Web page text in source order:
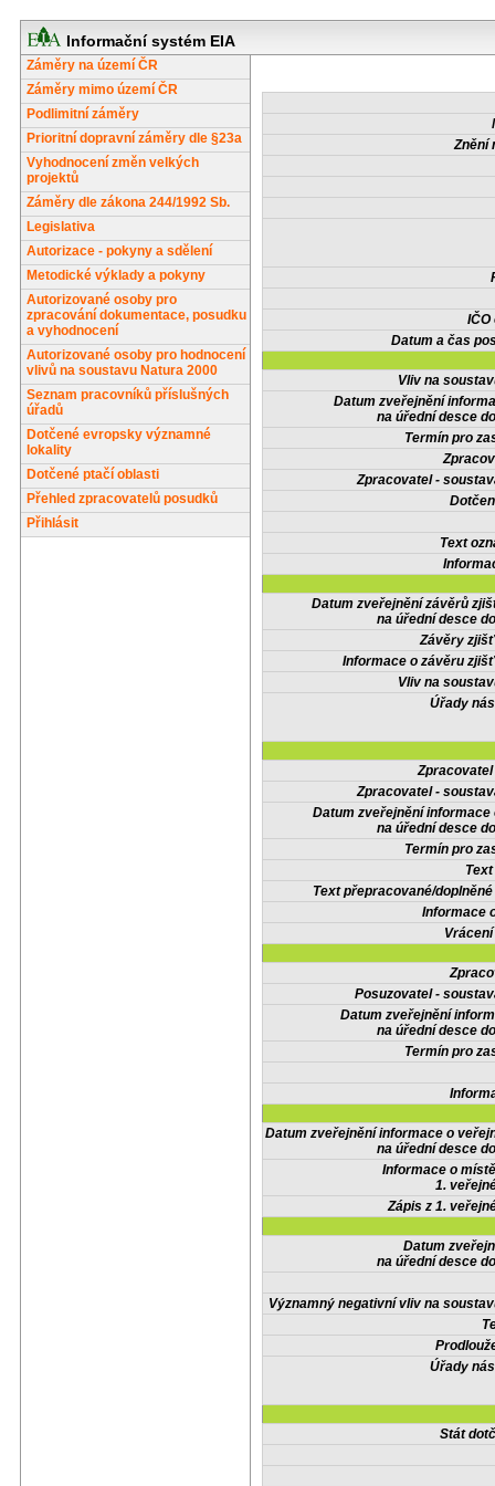
Informační systém EIA
Záměry na území ČR
Záměry mimo území ČR
Podlimitní záměry
Prioritní dopravní záměry dle §23a
Vyhodnocení změn velkých
projektů
Záměry dle zákona 244/1992 Sb.
Legislativa
Autorizace - pokyny a sdělení
Metodické výklady a pokyny
Autorizované osoby pro
zpracování dokumentace, posudku
a vyhodnocení
Autorizované osoby pro hodnocení
vlivů na soustavu Natura 2000
Seznam pracovníků příslušných
úřadů
Dotčené evropsky významné
lokality
Dotčené ptačí oblasti
Přehled zpracovatelů posudků
Přihlásit
Znění
IČO
Datum a čas
Vliv na
Datum zveřejnění
na úřední desce
Termín pro
Zpracovatel -
Text
Datum zveřejnění závěrů
na úřední desce
Závěry
Informace o závěru
Vliv na
Úřady
Zpracovatel -
Datum zveřejnění informace
na úřední desce
Termín pro
Text přepracované/
Informace
Posuzovatel -
Datum zveřejnění
na úřední desce
Termín pro
Datum zveřejnění informace o
na úřední desce
Informace o
1.
Zápis z 1.
Datum
na úřední desce
Významný negativní vliv na
Úřady
Stát